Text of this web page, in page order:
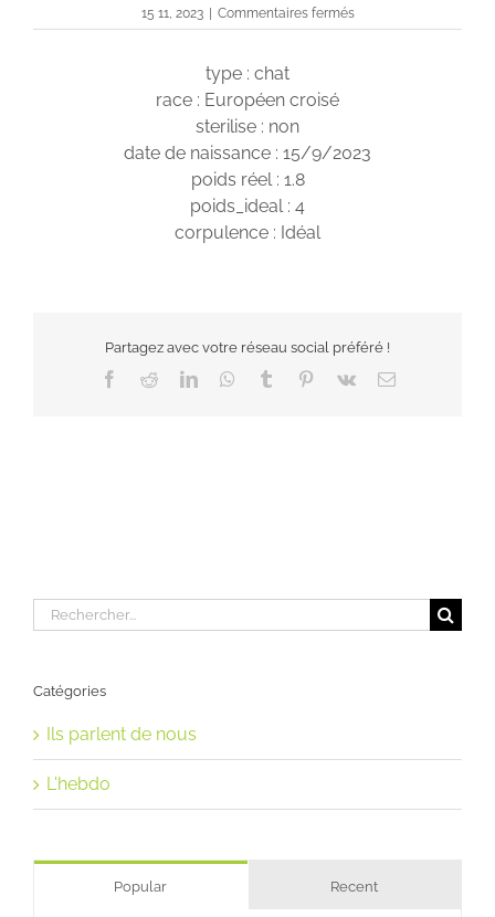
15 11, 2023 Commentaires ferméssur
Joséphine
type : chat
race : Européen croisé
sterilise : non
date de naissance : 15/9/2023
poids réel : 1.8
poids_ideal : 4
corpulence : Idéal
Partagez avec votre réseau social préféré !
Facebook
RedditLinkedInWhatsApp
Tumblr Pinterest
Vk Email
Rechercher:
Catégories
Ils parlent de nous
L'hebdo
Popular Recent